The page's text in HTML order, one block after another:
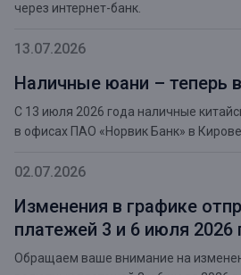
через интернет-банк.
13.07.2026
Наличные юани – теперь
С 13 июля 2026 года наличные
в офисах ПАО «Норвик Банк» в Кирове.
02.07.2026
Изменения в графике
платежей 3 и 6 июля 2026
Обращаем ваше внимание на